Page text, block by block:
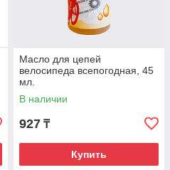
Масло для цепей
велосипеда всепогодная, 45
мл.
В наличии
927 ₸
Купить